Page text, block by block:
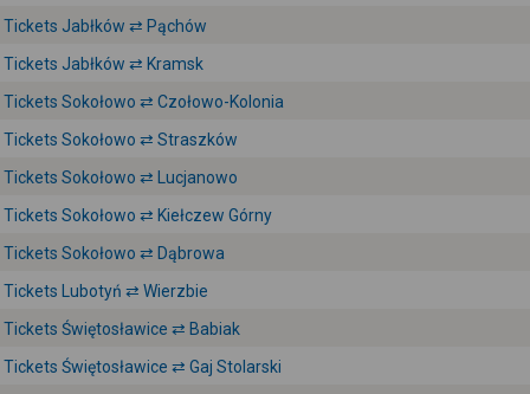
Tickets Jabłków ⇄ Pąchów
Tickets Jabłków ⇄ Kramsk
Tickets Sokołowo ⇄ Czołowo-Kolonia
Tickets Sokołowo ⇄ Straszków
Tickets Sokołowo ⇄ Lucjanowo
Tickets Sokołowo ⇄ Kiełczew Górny
Tickets Sokołowo ⇄ Dąbrowa
Tickets Lubotyń ⇄ Wierzbie
Tickets Świętosławice ⇄ Babiak
Tickets Świętosławice ⇄ Gaj Stolarski